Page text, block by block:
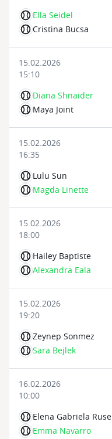
Ella Seidel
Cristina Bucsa
15.02.2026
15:10
Diana Shnaider
Maya Joint
15.02.2026
16:35
Lulu Sun
Magda Linette
15.02.2026
18:00
Hailey Baptiste
Alexandra Eala
15.02.2026
19:20
Zeynep Sonmez
Sara Bejlek
16.02.2026
10:00
Elena Gabriela Ruse
Emma Navarro